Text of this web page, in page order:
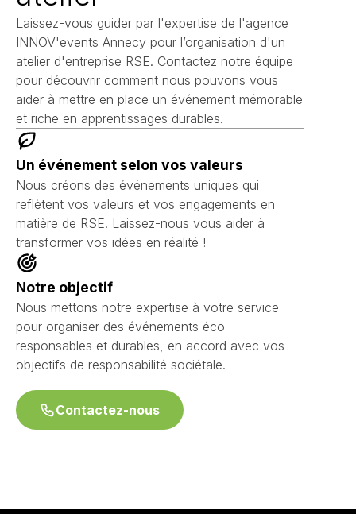
Laissez-vous guider par l'expertise de l'agence
INNOV'events Annecy pour l’organisation d'un
atelier d'entreprise RSE. Contactez notre équipe
pour découvrir comment nous pouvons vous
aider à mettre en place un événement mémorable
et riche en apprentissages durables.
Un événement selon vos valeurs
Nous créons des événements uniques qui
reflètent vos valeurs et vos engagements en
matière de RSE. Laissez-nous vous aider à
transformer vos idées en réalité !
Notre objectif
Nous mettons notre expertise à votre service
pour organiser des événements éco-
responsables et durables, en accord avec vos
objectifs de responsabilité sociétale.
Contactez-nous